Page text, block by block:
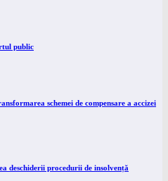
public
schemei de compensare a accizei
deschiderii procedurii de insolvență